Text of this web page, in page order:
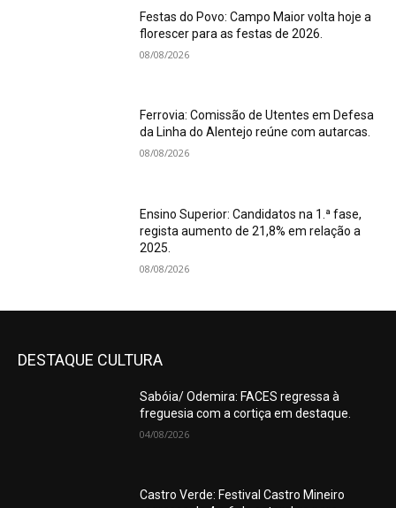
Festas do Povo: Campo Maior volta hoje a
florescer para as festas de 2026.
08/08/2026
Ferrovia: Comissão de Utentes em Defesa
da Linha do Alentejo reúne com autarcas.
08/08/2026
Ensino Superior: Candidatos na 1.ª fase,
regista aumento de 21,8% em relação a
2025.
08/08/2026
DESTAQUE CULTURA
Sabóia/ Odemira: FACES regressa à
freguesia com a cortiça em destaque.
04/08/2026
Castro Verde: Festival Castro Mineiro